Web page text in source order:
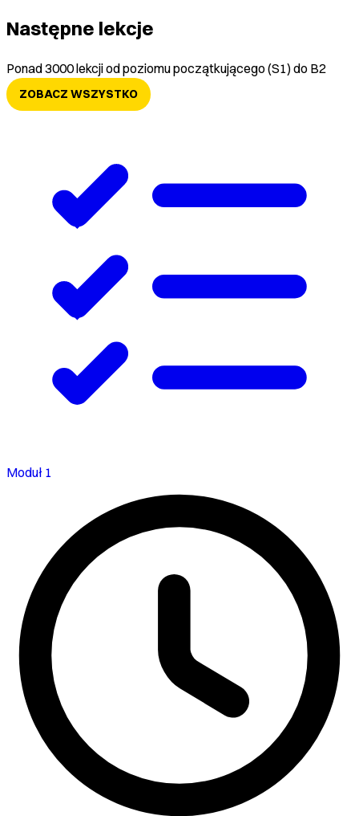
Następne lekcje
Ponad 3000 lekcji od poziomu początkującego (S1) do B2
ZOBACZ WSZYSTKO
Moduł 1